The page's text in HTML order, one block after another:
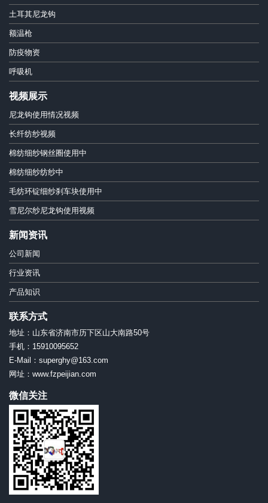
土耳其尼龙钩
额温枪
防疫物资
呼吸机
视频展示
尼龙钩使用情况视频
长纤纺纱视频
棉纺细纱钢丝圈使用中
棉纺细纱纺纱中
毛纺环锭细纱刹车块使用中
雪尼尔纱尼龙钩使用视频
新闻资讯
公司新闻
行业资讯
产品知识
联系方式
地址：山东省济南市历下区山大南路50号
手机：15910095652
E-Mail：superghy@163.com
网址：www.fzpeijian.com
微信关注